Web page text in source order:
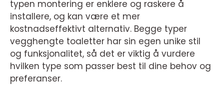
typen montering er enklere og raskere å
installere, og kan være et mer
kostnadseffektivt alternativ. Begge typer
vegghengte toaletter har sin egen unike stil
og funksjonalitet, så det er viktig å vurdere
hvilken type som passer best til dine behov og
preferanser.